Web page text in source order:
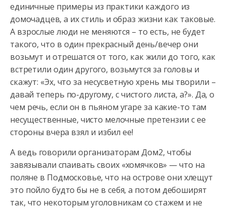
единичные примеры из практики каждого из
домочадцев, а их стиль и образ жизни как таковые.
А взрослые люди не меняются – то есть, не будет
такого, что в один прекрасный день/вечер они
возьмут и отрешатся от того, как жили до того, как
встретили один другого, возьмутся за головы и
скажут: «Эх, что за несусветную хрень мы творили –
давай теперь по-другому, с чистого листа, а?». Да, о
чем речь, если он в пьяном угаре за какие-то там
несущественные, чисто мелочные претензии с ее
стороны вчера взял и избил ее!
А ведь говорили организаторам Дом2, чтобы
завязывали спаивать своих «хомячков» — что на
поляне в Подмосковье, что на острове они хлещут
это пойло будто бы не в себя, а потом дебоширят
так, что некоторым уголовникам со стажем и не